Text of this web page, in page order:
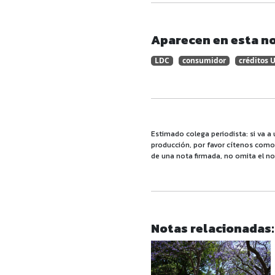
Aparecen en esta
LDC consumidor créditos
Estimado colega periodista: si va
producción, por favor cítenos
de una nota firmada, no omita el
Notas relacionadas: